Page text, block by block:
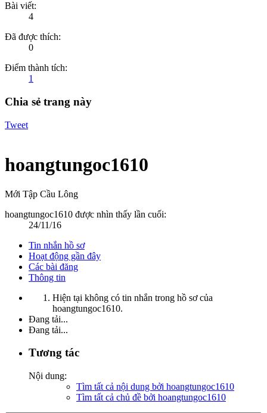
Bài viết:
4
Đã được thích:
0
Điểm thành tích:
1
Chia sẻ trang này
Tweet
hoangtungoc1610
Mới Tập Cầu Lông
hoangtungoc1610 được nhìn thấy lần cuối:
24/11/16
Tin nhắn hồ sơ
Hoạt động gần đây
Các bài đăng
Thông tin
Hiện tại không có tin nhắn trong hồ sơ của
hoangtungoc1610.
Đang tải...
Đang tải...
Tương tác
Nội dung:
Tìm tất cả nội dung bởi hoangtungoc1610
Tìm tất cả chủ đề bởi hoangtungoc1610